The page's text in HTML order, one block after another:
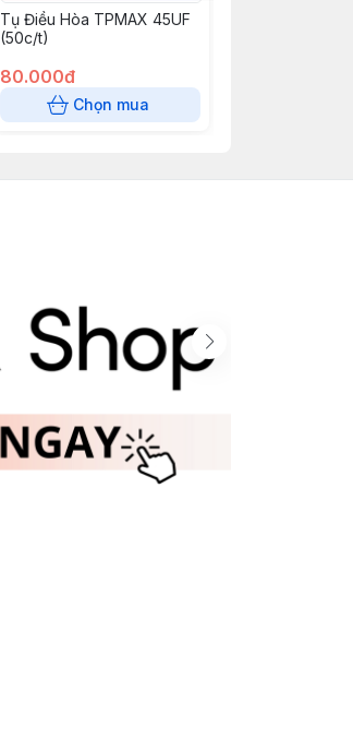
Tụ Điều Hòa TPMAX 45UF
(50c/t)
80.000đ
Chọn mua